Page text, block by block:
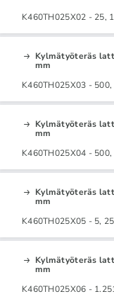
K460TH025X02 - 25,
Kylmätyöteräs
mm
K460TH025X03 -
Kylmätyöteräs
mm
K460TH025X04 -
Kylmätyöteräs
mm
K460TH025X05 - 5,
Kylmätyöteräs
mm
K460TH025X06 -